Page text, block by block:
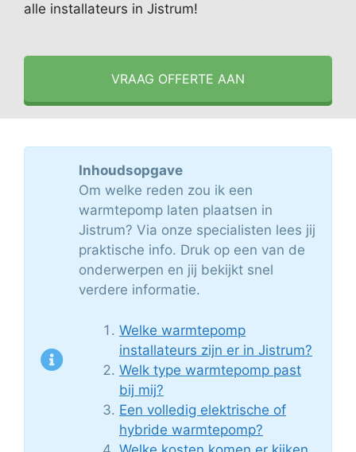
alle installateurs in Jistrum!
VRAAG OFFERTE AAN
Inhoudsopgave
Om welke reden zou ik een
warmtepomp laten plaatsen in
Jistrum? Via onze specialisten lees jij
praktische info. Druk op een van de
onderwerpen en jij bekijkt snel
verdere informatie.
Welke warmtepomp
installateurs zijn er in Jistrum?
Welk type warmtepomp past
bij mij?
Een volledig elektrische of
hybride warmtepomp?